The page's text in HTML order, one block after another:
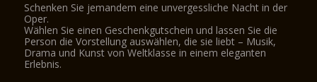
Schenken Sie jemandem eine unvergessliche Nacht in der
Oper.
Wählen Sie einen Geschenkgutschein und lassen Sie die
Person die Vorstellung auswählen, die sie liebt – Musik,
Drama und Kunst von Weltklasse in einem eleganten
Erlebnis.